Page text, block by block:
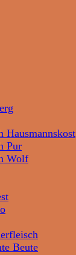
Hausmannskost
Pur
Wolf
Beute